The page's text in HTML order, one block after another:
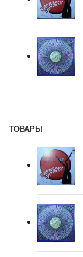
ТОВАРЫ